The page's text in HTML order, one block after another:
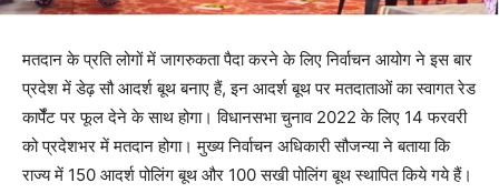
मतदान के प्रति लोगों में जागरुकता पैदा करने के लिए निर्वाचन आयोग ने इस बार
प्रदेश में डेढ़ सौ आदर्श बूथ बनाए हैं, इन आदर्श बूथ पर मतदाताओं का स्वागत रेड
कार्पेँट पर फूल देने के साथ होगा। विधानसभा चुनाव 2022 के लिए 14 फरवरी
को प्रदेशभर में मतदान होगा। मुख्य निर्वाचन अधिकारी सौजन्या ने बताया कि
राज्य में 150 आदर्श पोलिंग बूथ और 100 सखी पोलिंग बूथ स्थापित किये गये हैं।